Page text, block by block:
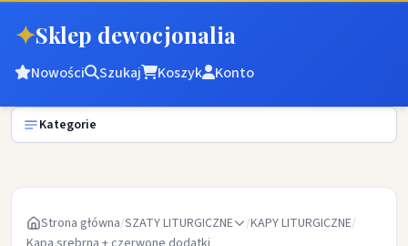
✦Sklep dewocjonalia
Nowości Szukaj Koszyk Konto
Kategorie
Strona główna/SZATY LITURGICZNE /KAPY LITURGICZNE/